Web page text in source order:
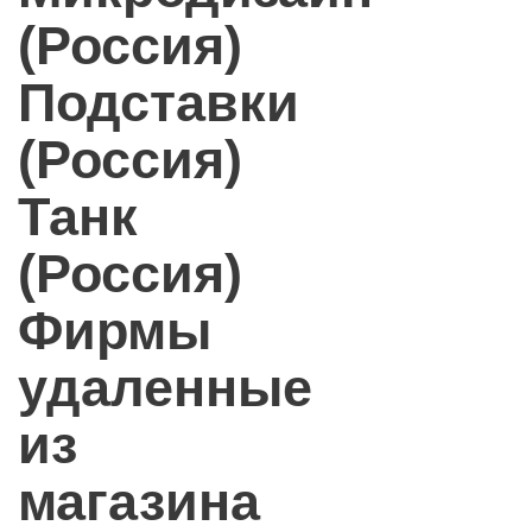
(Россия)
Подставки
(Россия)
Танк
(Россия)
Фирмы
удаленные
из
магазина